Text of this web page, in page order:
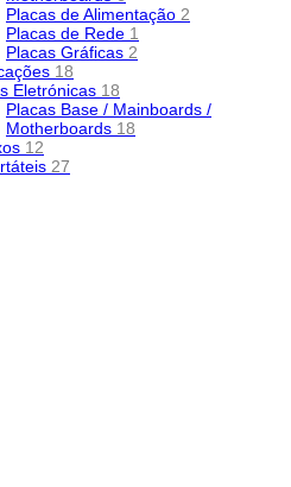
Placas de Alimentação 2
Placas de Rede 1
Placas Gráficas 2
18
Eletrónicas 18
Placas Base / Mainboards /
Motherboards 18
12
27